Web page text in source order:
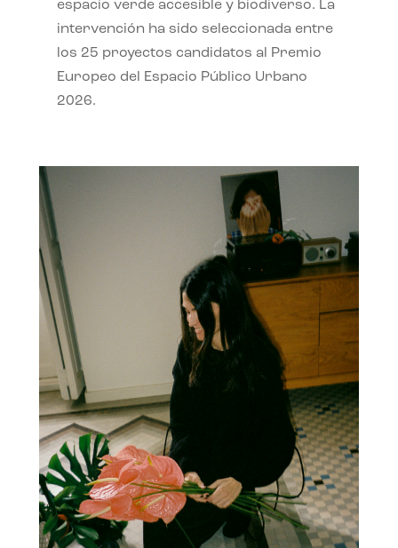
espacio verde accesible y biodiverso. La
intervención ha sido seleccionada entre
los 25 proyectos candidatos al Premio
Europeo del Espacio Público Urbano
2026.